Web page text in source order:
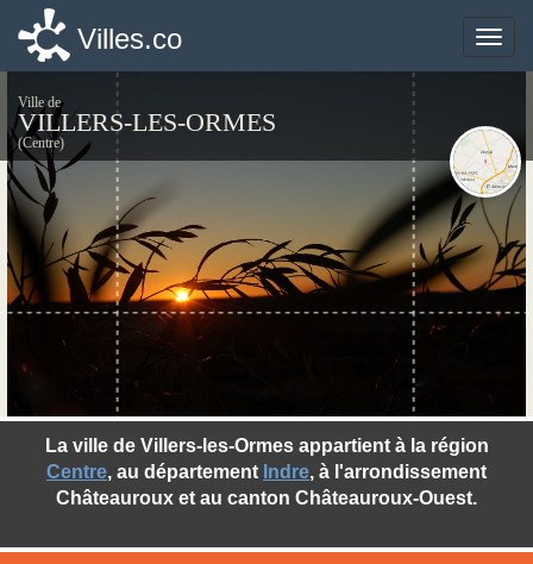
Toggle
Villes.co
Ville de
VILLERS-LES-ORMES
(Centre)
La ville de Villers-les-Ormes appartient à la région
Centre, au département Indre, à l'arrondissement
Châteauroux et au canton Châteauroux-Ouest.
Toggle
Villes.co